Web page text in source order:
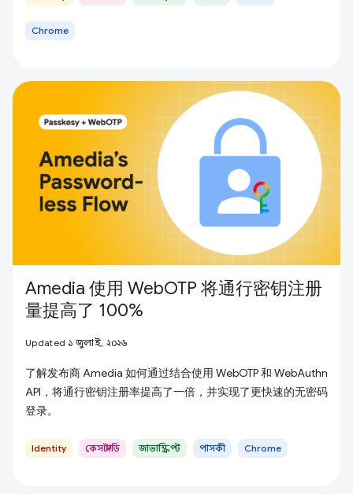
Chrome
Amedia 使用 WebOTP 将通行密钥注册
量提高了 100%
Updated ১ জুলাই, ২০২৬
了解发布商 Amedia 如何通过结合使用 WebOTP 和 WebAuthn
API，将通行密钥注册率提高了一倍，并实现了更快速的无密码
登录。
Identity কেস স্টাডি জাভাস্ক্রিপ্ট পাসকী Chrome